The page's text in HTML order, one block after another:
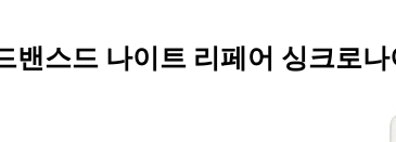
밴스드 나이트 리페어 싱크로